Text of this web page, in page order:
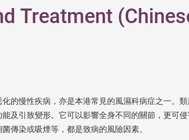
Treatment
的慢性疾病，亦是本港常見的風濕科病症之一。
及引致變形。它可以影響全身不同的關節，更可侵
傳染或吸煙等，都是致病的風險因素。